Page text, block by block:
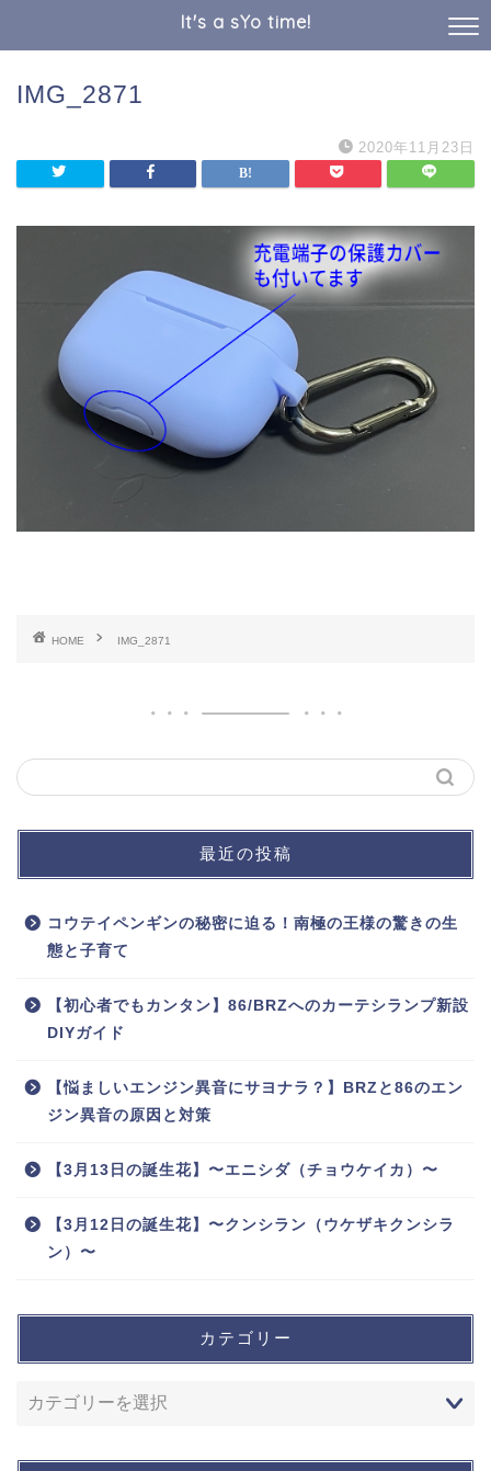
It's a sYo time!
IMG_2871
2020年11月23日
HOME IMG_2871
最近の投稿
コウテイペンギンの秘密に迫る！南極の王様の驚きの生
態と子育て
【初心者でもカンタン】86/BRZへのカーテシランプ新設
DIYガイド
【悩ましいエンジン異音にサヨナラ？】BRZと86のエン
ジン異音の原因と対策
【3月13日の誕生花】〜エニシダ（チョウケイカ）〜
【3月12日の誕生花】〜クンシラン（ウケザキクンシラ
ン）〜
カテゴリー